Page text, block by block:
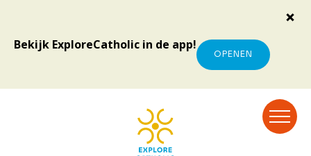
Bekijk ExploreCatholic in de app!
OPENEN